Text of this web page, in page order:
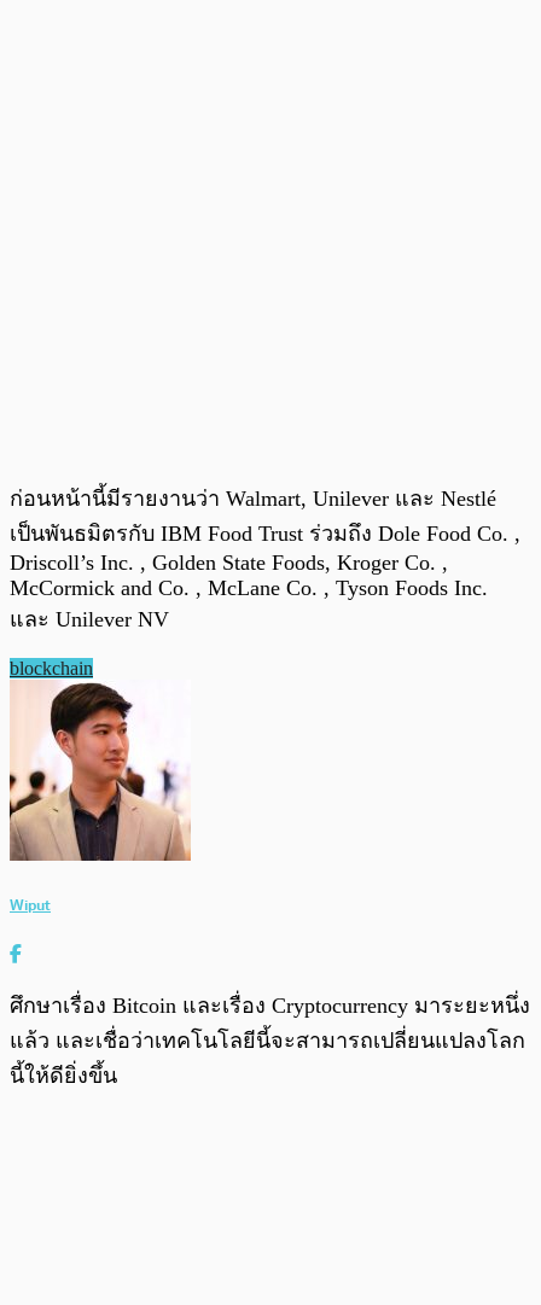
ก่อนหน้านี้มีรายงานว่า Walmart, Unilever และ Nestlé
เป็นพันธมิตรกับ IBM Food Trust ร่วมถึง Dole Food Co. ,
Driscoll’s Inc. , Golden State Foods, Kroger Co. ,
McCormick and Co. , McLane Co. , Tyson Foods Inc.
และ Unilever NV
blockchain
Wiput
ศึกษาเรื่อง Bitcoin และเรื่อง Cryptocurrency มาระยะหนึ่ง
แล้ว และเชื่อว่าเทคโนโลยีนี้จะสามารถเปลี่ยนแปลงโลก
นี้ให้ดียิ่งขึ้น